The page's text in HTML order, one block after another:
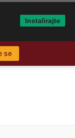
se
Instalirajte